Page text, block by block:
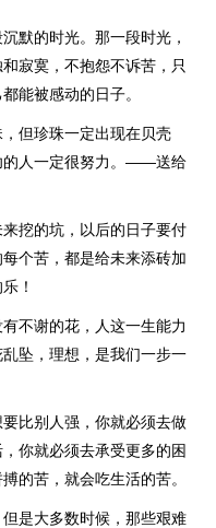
默的时光。那一段时光，
寂寞，不抱怨不诉苦，只
能被感动的日子。
但珍珠一定出现在贝壳
的人一定很努力。——送给
挖的坑，以后的日子要付
个苦，都是给未来添砖加
！
不谢的花，人这一生能力
坠，理想，是我们一步一
比别人强，你就必须去做
你就必须去承受更多的困
的苦，就会吃生活的苦。
是大多数时候，那些艰难